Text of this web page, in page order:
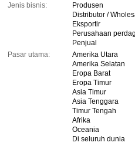
Jenis bisnis:
Produsen
Distributor /
Eksportir
Perusahaan
Penjual
Pasar utama:
Amerika Utara
Amerika Selatan
Eropa Barat
Eropa Timur
Asia Timur
Asia Tenggara
Timur Tengah
Afrika
Oceania
Di seluruh dunia